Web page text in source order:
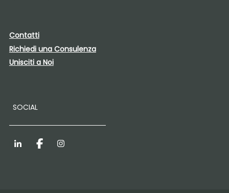
Contatti
Richiedi una Consulenza
Unisciti a Noi
SOCIAL
LinkedInFacebookInstagram